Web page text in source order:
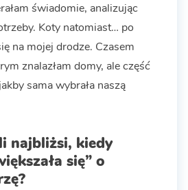
świadomie, analizując
Koty natomiast… po
na mojej drodze. Czasem
znalazłam domy, ale część
sama wybrała naszą
najbliżsi, kiedy
się” o